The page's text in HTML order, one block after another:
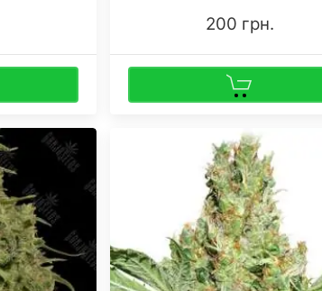
200 грн.